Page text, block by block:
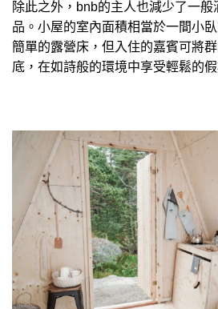
除此之外，bnb的主人也減少了一
品。小屋的室內面積相當於一間小
簡單的露營床，但入住的嘉賓可將
底，在如詩般的環境中享受輕鬆的假